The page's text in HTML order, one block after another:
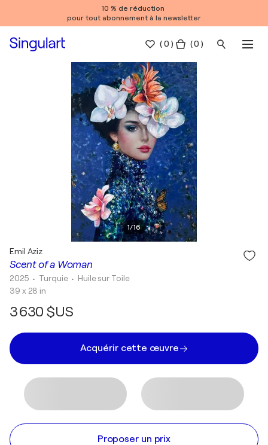
10 % de réduction
pour tout abonnement à la newsletter
(0 ) ( 0 )
1/16
Scent of a Woman
Emil Aziz
2025 • Turquie • Huile sur Toile
39 x 28 in
3 630 $US
Acquérir cette œuvre
Proposer un prix